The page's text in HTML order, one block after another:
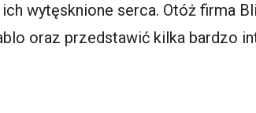
wytęsknione serca. Otóż firma
oraz przedstawić kilka bardzo